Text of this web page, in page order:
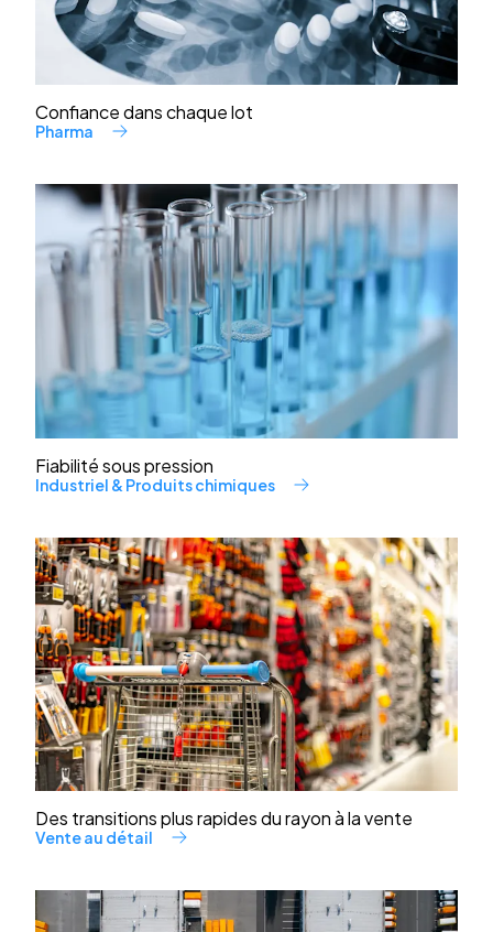
Confiance dans chaque lot
Pharma
Fiabilité sous pression
Industriel & Produits chimiques
Des transitions plus rapides du rayon à la vente
Vente au détail